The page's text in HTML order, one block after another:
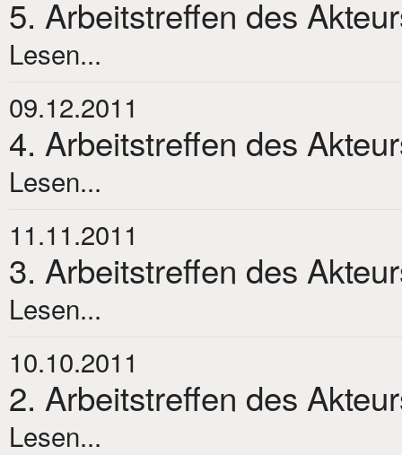
5. Arbeitstreffen des
Lesen...
09.12.2011
4. Arbeitstreffen des
Lesen...
11.11.2011
3. Arbeitstreffen des
Lesen...
10.10.2011
2. Arbeitstreffen des
Lesen...